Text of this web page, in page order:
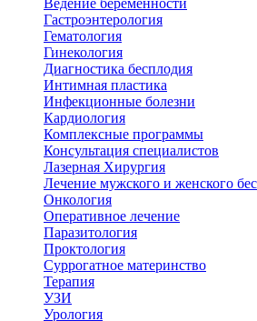
Ведение беременности
Гастроэнтерология
Гематология
Гинекология
Диагностика бесплодия
Интимная пластика
Инфекционные болезни
Кардиология
Комплексные программы
Консультация специалистов
Лазерная Хирургия
Лечение мужского и женского
Онкология
Оперативное лечение
Паразитология
Проктология
Суррогатное материнство
Терапия
УЗИ
Урология